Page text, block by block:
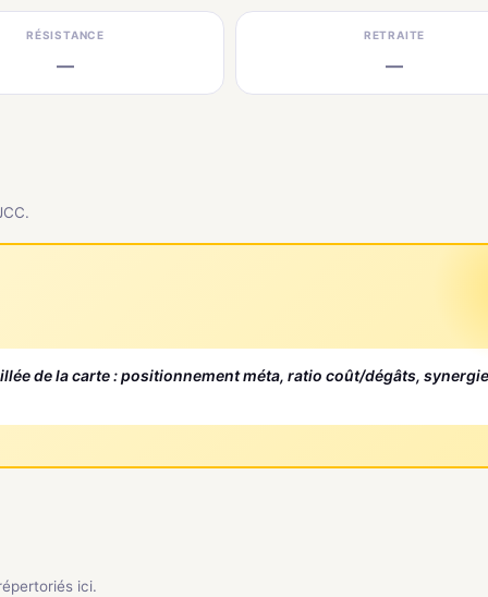
RÉSISTANCE
—
RETRAITE
—
de la carte : positionnement méta, ratio coût/dégâts,
ici.